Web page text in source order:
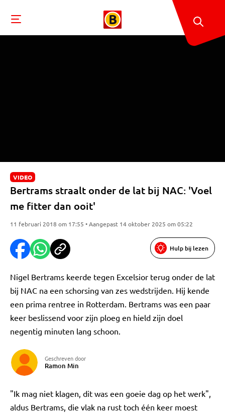
VIDEO
Bertrams straalt onder de lat bij NAC: 'Voel
me fitter dan ooit'
11 februari 2018 om 17:55 • Aangepast 14 oktober 2025 om 05:22
Hulp bij lezen
Nigel Bertrams keerde tegen Excelsior terug onder de lat
bij NAC na een schorsing van zes wedstrijden. Hij kende
een prima rentree in Rotterdam. Bertrams was een paar
keer beslissend voor zijn ploeg en hield zijn doel
negentig minuten lang schoon.
Geschreven door
Ramon Min
"Ik mag niet klagen, dit was een goeie dag op het werk",
aldus Bertrams, die vlak na rust toch één keer moest